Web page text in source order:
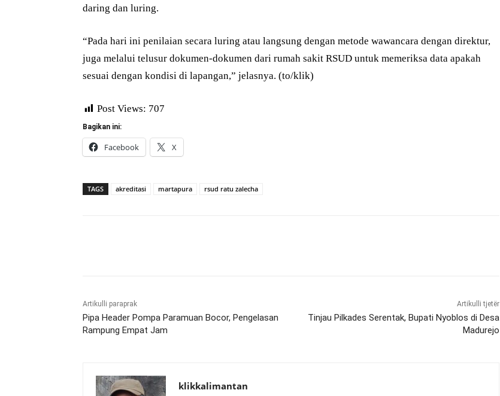
daring dan luring.
“Pada hari ini penilaian secara luring atau langsung dengan metode wawancara dengan direktur,
juga melalui telusur dokumen-dokumen dari rumah sakit RSUD untuk memeriksa data apakah
sesuai dengan kondisi di lapangan,” jelasnya. (to/klik)
Post Views: 707
Bagikan ini:
Facebook X
TAGS akreditasi martapura rsud ratu zalecha
Artikulli paraprak
Pipa Header Pompa Paramuan Bocor, Pengelasan
Rampung Empat Jam
Artikulli tjetër
Tinjau Pilkades Serentak, Bupati Nyoblos di Desa
Madurejo
klikkalimantan